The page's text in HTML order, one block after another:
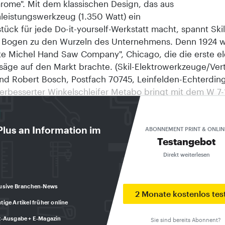
an Information im
Branchen-News
Artikel früher online
Ausgabe + E-Magazin
ABONNEMENT PRINT &
Testangebot
Direkt weiterlesen
2 Monate kostenlos
Sie sind bereits Abonnent?
Mit dem klassischen Design, das aus
(1.350 Watt) ein
für jede Do-it-yourself-Werkstatt macht, spannt
zu den Wurzeln des Unternehmens. Denn 1924
Michel Hand Saw Company", Chicago, die die erste
auf den Markt brachte. (Skil-Elektrowerkzeuge/
Robert Bosch, Postfach 70745, Leinfelden-
Winkelschleifer Metabo bringt mit dem W 7-
verbesserten Winkelschleifer auf den Markt. Dabei
sich das Modell von den Vorläufern insbesondere in
Schnelligkeit, Sicherheit und Lebensdauer. So wurde
der Motor, mit einem Wicklungsschutzgitter
der Motor vor Staubpartikeln geschätzt und dadurch
verbessert werden. Zudem ist das Produkt mit der S-
Sicherheitskupplung ausgestattet. (Metabo, Postfach
Trockenbauschrauber von Kress Kress zeigt auf der
DIY'TEC/Internationale Eisenwarenmesse in Köln
Einstiegsmodell in der Bohrhammerlinie. Das Produkt ist